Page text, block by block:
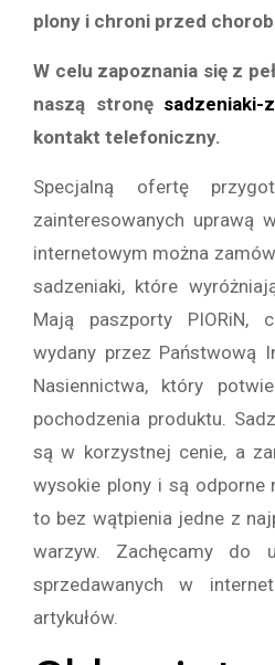
plony i chroni przed
W celu zapoznania się z
naszą stronę sadzeniaki-
kontakt telefoniczny.
Specjalną ofertę
zainteresowanych uprawą
internetowym można
sadzeniaki, które
Mają paszporty PIORiN,
wydany przez Państwową
Nasiennictwa, który
pochodzenia produktu.
są w korzystnej cenie, a
wysokie plony i są odporne
to bez wątpienia jedne z
warzyw. Zachęcamy do
sprzedawanych w
artykułów.